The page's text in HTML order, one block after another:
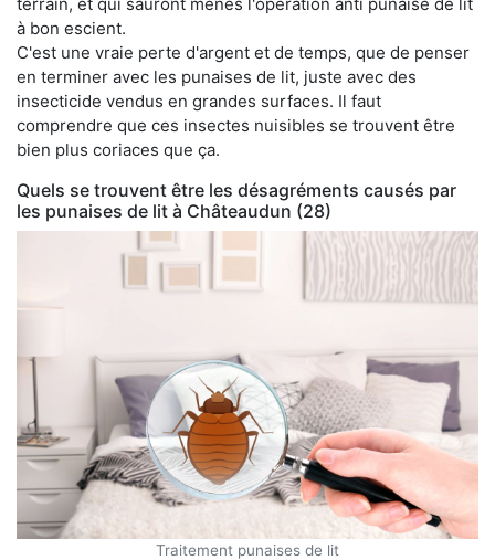
à bon escient.
C'est une vraie perte d'argent et de temps, que de penser
en terminer avec les punaises de lit, juste avec des
insecticide vendus en grandes surfaces. Il faut
comprendre que ces insectes nuisibles se trouvent être
bien plus coriaces que ça.
Quels se trouvent être les désagréments causés par
les punaises de lit à Châteaudun (28)
Traitement punaises de lit